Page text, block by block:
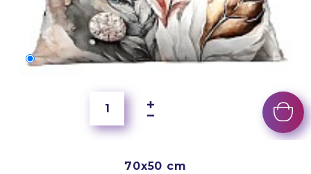
60x40 cm
70x50 cm